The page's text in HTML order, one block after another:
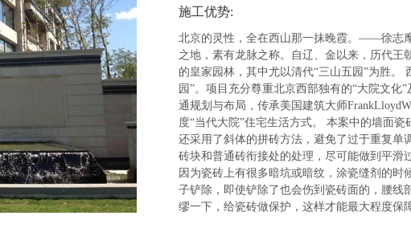
施工优势:
北京的灵性，全在西山那一抹晚霞。——徐志
之地，素有龙脉之称。自辽、金以来，历代
的皇家园林，其中尤以清代“三山五园”为胜。
园”。项目充分尊重北京西部独有的“大院文化
通规划与布局，传承美国建筑大师
度“当代大院”住宅生活方式。 本案中的墙面
还采用了斜体的拼砖方法，避免了过于重复单
砖块和普通砖衔接处的处理，尽可能做到平滑
因为瓷砖上有很多暗坑或暗纹，涂瓷缝剂的
子铲除，即使铲除了也会伤到瓷砖面的，腰线
缪一下，给瓷砖做保护，这样才能最大程度保